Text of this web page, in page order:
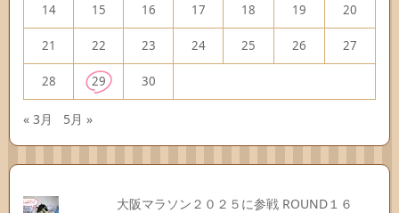
14 15 16 17 18 19 20
21 22 23 24 25 26 27
28 29 30
« 3月 5月 »
大阪マラソン２０２５に参戦 ROUND１６